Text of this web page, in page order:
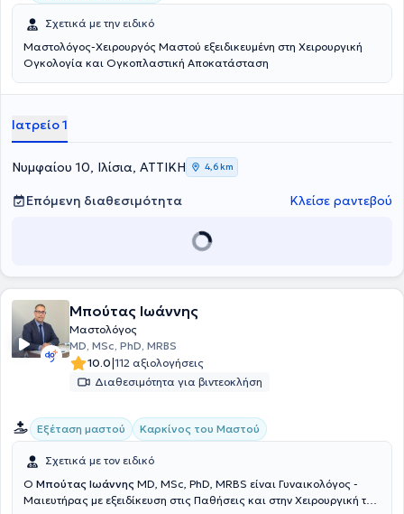
Σχετικά με την ειδικό
Μαστολόγος-Χειρουργός Μαστού εξειδικευμένη στη Χειρουργική
Ογκολογία και Ογκοπλαστική Αποκατάσταση
Ιατρείο 1
Νυμφαίου 10, Ιλίσια, ΑΤΤΙΚΗ 4,6 km
Επόμενη διαθεσιμότητα Κλείσε ραντεβού
Μπούτας Ιωάννης
Μαστολόγος
MD, MSc, PhD, MRBS
10.0|112 αξιολογήσεις
Διαθεσιμότητα για βιντεοκλήση
Εξέταση μαστού Καρκίνος του Μαστού
Σχετικά με τον ειδικό
Ο Μπούτας Ιωάννης MD, MSc, PhD, MRBS είναι Γυναικολόγος -
Μαιευτήρας με εξειδίκευση στις Παθήσεις και στην Χειρουργική του